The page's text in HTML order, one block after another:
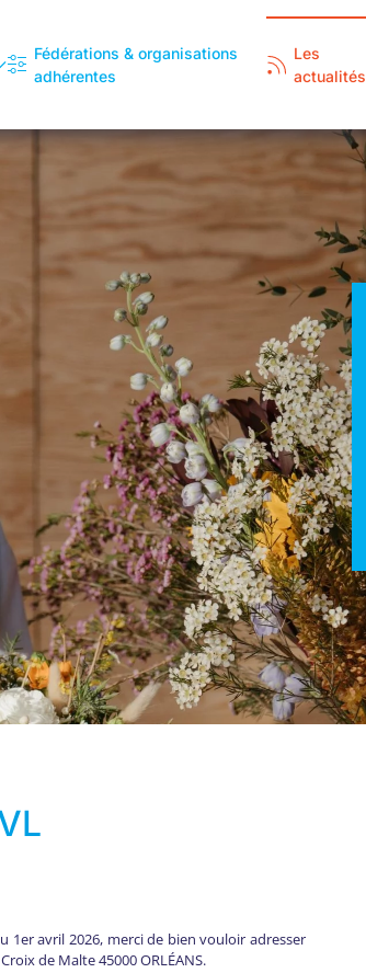
Fédérations & organisations
adhérentes
Les
actualités
1er avril 2026, merci de bien vouloir adresser
de Malte 45000 ORLÉANS.